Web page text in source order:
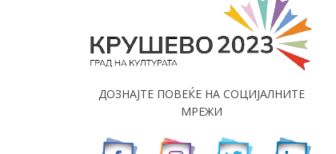
ДОЗНАЈТЕ ПОВЕЌЕ НА СОЦИЈАЛНИТЕ
МРЕЖИ